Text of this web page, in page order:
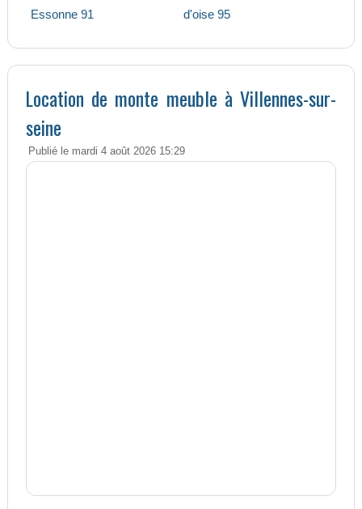
Essonne 91
d'oise 95
Location de monte meuble à Villennes-sur-
seine
Publié le mardi 4 août 2026 15:29